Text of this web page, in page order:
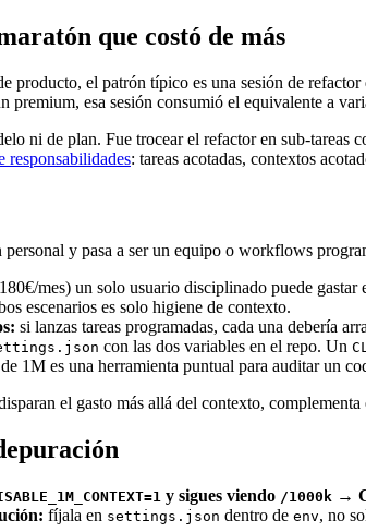
que costó de más
producto, el patrón típico es una sesión de
premium, esa sesión consumió el equivalente a
ni de plan. Fue trocear el refactor en sub-tareas
responsabilidades: tareas acotadas, contextos
personal y pasa a ser un equipo o workflows
mes) un solo usuario disciplinado puede
escenarios es solo higiene de contexto.
si lanzas tareas programadas, cada una debería
con las dos variables en el repo. Un
1M es una herramienta puntual para auditar un
el gasto más allá del contexto, complementa
y sigues viendo /1000k →
fíjala en settings.json dentro de env, no